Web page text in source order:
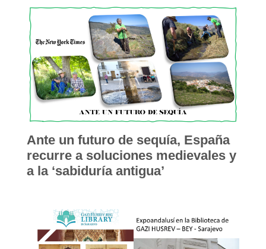
Ante un futuro de sequía, España
recurre a soluciones medievales y
a la ‘sabiduría antigua’